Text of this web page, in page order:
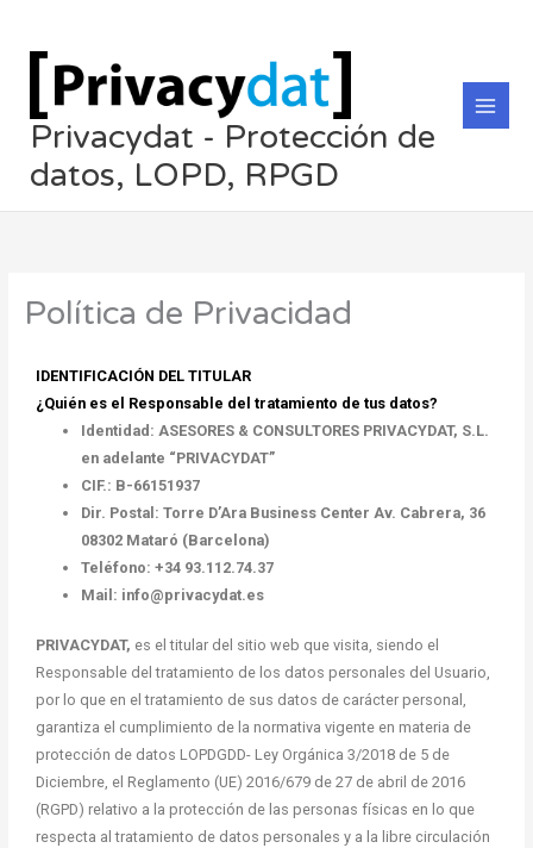
contenido
Privacydat - Protección de
datos, LOPD, RPGD
Política de Privacidad
IDENTIFICACIÓN DEL TITULAR
¿Quién es el Responsable del tratamiento de tus datos?
Identidad: ASESORES & CONSULTORES PRIVACYDAT, S.L.
en adelante “PRIVACYDAT”
CIF.: B-66151937
Dir. Postal: Torre D’Ara Business Center Av. Cabrera, 36
08302 Mataró (Barcelona)
Teléfono: +34 93.112.74.37
Mail: info@privacydat.es
PRIVACYDAT, es el titular del sitio web que visita, siendo el
Responsable del tratamiento de los datos personales del Usuario,
por lo que en el tratamiento de sus datos de carácter personal,
garantiza el cumplimiento de la normativa vigente en materia de
protección de datos LOPDGDD- Ley Orgánica 3/2018 de 5 de
Diciembre, el Reglamento (UE) 2016/679 de 27 de abril de 2016
(RGPD) relativo a la protección de las personas físicas en lo que
respecta al tratamiento de datos personales y a la libre circulación